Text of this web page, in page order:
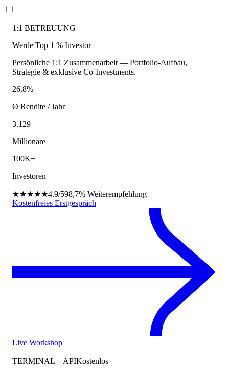
1:1 BETREUUNG
Werde Top 1 % Investor
Persönliche 1:1 Zusammenarbeit — Portfolio-Aufbau,
Strategie & exklusive Co-Investments.
26,8%
Ø Rendite / Jahr
3.129
Millionäre
100K+
Investoren
★★★★★4.9/598,7% Weiterempfehlung
Kostenfreies Erstgespräch
Live Workshop
TERMINAL + APIKostenlos